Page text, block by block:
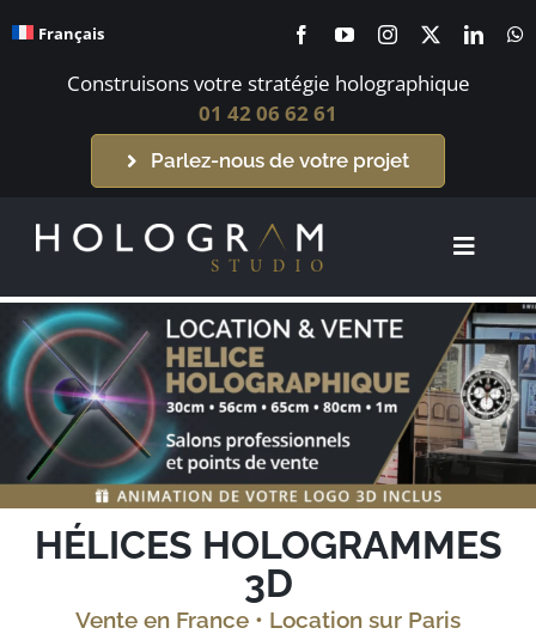
au
Français
Construisons votre stratégie holographique
01 42 06 62 61
Parlez-nous de votre projet
Toggle
Accueil
Systèmes holographiques
Contenus holographiques
Le Studio
Clients
HÉLICES HOLOGRAMMES
3D
Vente en France • Location sur Paris